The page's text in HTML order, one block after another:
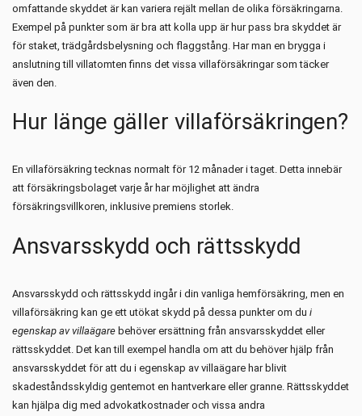
omfattande skyddet är kan variera rejält mellan de olika försäkringarna.
Exempel på punkter som är bra att kolla upp är hur pass bra skyddet är
för staket, trädgårdsbelysning och flaggstång. Har man en brygga i
anslutning till villatomten finns det vissa villaförsäkringar som täcker
även den.
Hur länge gäller villaförsäkringen?
En villaförsäkring tecknas normalt för 12 månader i taget. Detta innebär
att försäkringsbolaget varje år har möjlighet att ändra
försäkringsvillkoren, inklusive premiens storlek.
Ansvarsskydd och rättsskydd
Ansvarsskydd och rättsskydd ingår i din vanliga hemförsäkring, men en
villaförsäkring kan ge ett utökat skydd på dessa punkter om du i
egenskap av villaägare behöver ersättning från ansvarsskyddet eller
rättsskyddet. Det kan till exempel handla om att du behöver hjälp från
ansvarsskyddet för att du i egenskap av villaägare har blivit
skadeståndsskyldig gentemot en hantverkare eller granne. Rättsskyddet
kan hjälpa dig med advokatkostnader och vissa andra